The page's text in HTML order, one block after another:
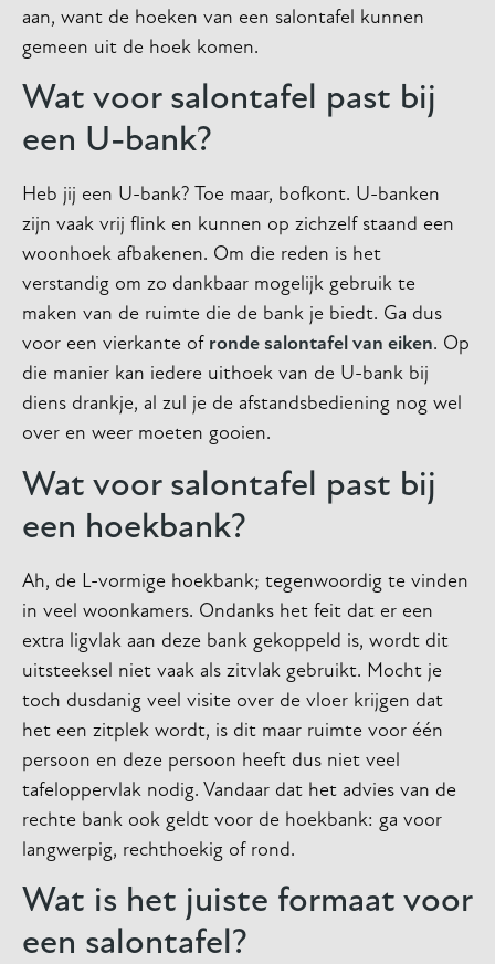
aan, want de hoeken van een salontafel kunnen
gemeen uit de hoek komen.
Wat voor salontafel past bij
een U-bank?
Heb jij een U-bank? Toe maar, bofkont. U-banken
zijn vaak vrij flink en kunnen op zichzelf staand een
woonhoek afbakenen. Om die reden is het
verstandig om zo dankbaar mogelijk gebruik te
maken van de ruimte die de bank je biedt. Ga dus
voor een vierkante of ronde salontafel van eiken. Op
die manier kan iedere uithoek van de U-bank bij
diens drankje, al zul je de afstandsbediening nog wel
over en weer moeten gooien.
Wat voor salontafel past bij
een hoekbank?
Ah, de L-vormige hoekbank; tegenwoordig te vinden
in veel woonkamers. Ondanks het feit dat er een
extra ligvlak aan deze bank gekoppeld is, wordt dit
uitsteeksel niet vaak als zitvlak gebruikt. Mocht je
toch dusdanig veel visite over de vloer krijgen dat
het een zitplek wordt, is dit maar ruimte voor één
persoon en deze persoon heeft dus niet veel
tafeloppervlak nodig. Vandaar dat het advies van de
rechte bank ook geldt voor de hoekbank: ga voor
langwerpig, rechthoekig of rond.
Wat is het juiste formaat voor
een salontafel?